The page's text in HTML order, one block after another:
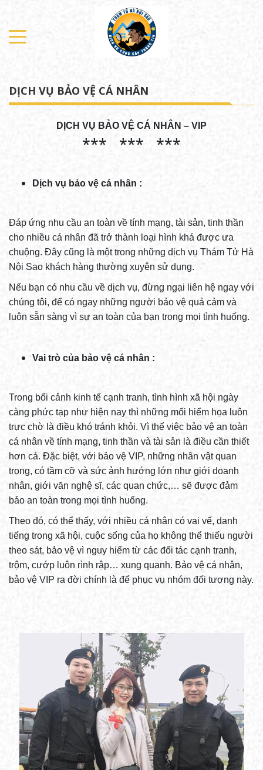
DỊCH VỤ BẢO VỆ CÁ NHÂN
DỊCH VỤ BẢO VỆ CÁ NHÂN – VIP
*** *** ***
Dịch vụ bảo vệ cá nhân :
Đáp ứng nhu cầu an toàn về tính mạng, tài sản, tinh thần
cho nhiều cá nhân đã trở thành loại hình khá được ưa
chuộng. Đây cũng là một trong những dịch vụ Thám Tử Hà
Nội Sao khách hàng thường xuyên sử dụng.
Nếu bạn có nhu cầu về dịch vụ, đừng ngại liên hệ ngay với
chúng tôi, để có ngay những người bảo vệ quả cảm và
luôn sẵn sàng vì sự an toàn của bạn trong mọi tình huống.
Vai trò của bảo vệ cá nhân :
Trong bối cảnh kinh tế cạnh tranh, tình hình xã hội ngày
càng phức tạp như hiện nay thì những mối hiểm họa luôn
trực chờ là điều khó tránh khỏi. Vì thế việc bảo vệ an toàn
cá nhân về tính mạng, tinh thần và tài sản là điều cần thiết
hơn cả. Đặc biệt, với bảo vệ VIP, những nhân vật quan
trọng, có tầm cỡ và sức ảnh hướng lớn như giới doanh
nhân, giới văn nghệ sĩ, các quan chức,… sẽ được đảm
bảo an toàn trong mọi tình huống.
Theo đó, có thể thấy, với nhiều cá nhân có vai vế, danh
tiếng trong xã hội, cuộc sống của họ không thể thiếu người
theo sát, bảo vệ vì nguy hiểm từ các đối tác cạnh tranh,
trộm, cướp luôn rình rập… xung quanh. Bảo vệ cá nhân,
bảo vệ VIP ra đời chính là để phục vụ nhóm đối tượng này.